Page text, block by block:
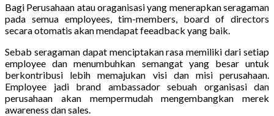
Bagi Perusahaan atau oraganisasi yang menerapkan seragaman
pada semua employees, tim-members, board of directors
secara otomatis akan mendapat feeadback yang baik.
Sebab seragaman dapat menciptakan rasa memiliki dari setiap
employee dan menumbuhkan semangat yang besar untuk
berkontribusi lebih memajukan visi dan misi perusahaan.
Employee jadi brand ambassador sebuah organisasi dan
perusahaan akan mempermudah mengembangkan merek
awareness dan sales.